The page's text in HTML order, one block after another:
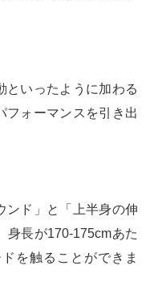
といったように加わる
フォーマンスを引き出
ンド」と「上半身の伸
身長が170-175cmあた
を触ることができま